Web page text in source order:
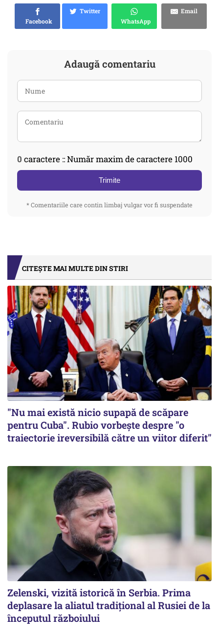
Facebook
Twitter
WhatsApp
Email
Adaugă comentariu
0 caractere :: Număr maxim de caractere 1000
Trimite
* Comentariile care contin limbaj vulgar vor fi suspendate
CITEȘTE MAI MULTE DIN STIRI
"Nu mai există nicio supapă de scăpare
pentru Cuba". Rubio vorbește despre "o
traiectorie ireversibilă către un viitor diferit"
Zelenski, vizită istorică în Serbia. Prima
deplasare la aliatul tradițional al Rusiei de la
începutul războiului